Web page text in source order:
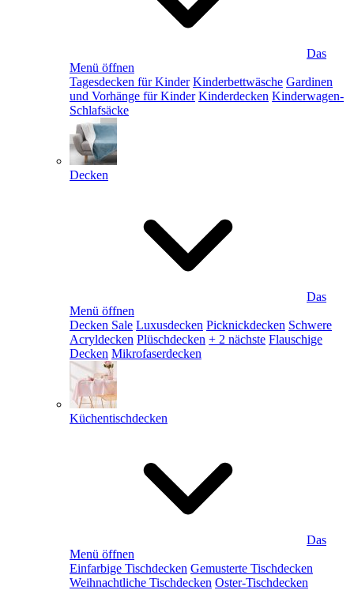
Das
Menü öffnen
Tagesdecken für Kinder Kinderbettwäsche Gardinen
und Vorhänge für Kinder Kinderdecken Kinderwagen-
Schlafsäcke
Decken
Das
Menü öffnen
Decken Sale Luxusdecken Picknickdecken Schwere
Acryldecken Plüschdecken + 2 nächste Flauschige
Decken Mikrofaserdecken
Küchentischdecken
Das
Menü öffnen
Einfarbige Tischdecken Gemusterte Tischdecken
Weihnachtliche Tischdecken Oster-Tischdecken